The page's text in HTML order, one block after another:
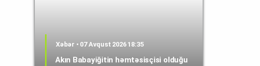
Xəbər • 07 Avqust 2026 18:35
Akın Babayiğitin həmtəsisçisi olduğu